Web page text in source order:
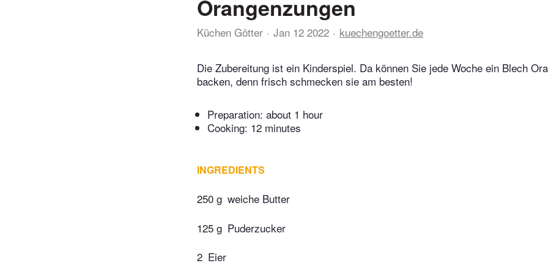
Orangenzungen
Küchen Götter Jan 12 2022 kuechengoetter.de
Die Zubereitung ist ein Kinderspiel. Da können Sie jede Woche ein Blech
backen, denn frisch schmecken sie am besten!
Preparation: about 1 hour
Cooking: 12 minutes
INGREDIENTS
250 g weiche Butter
125 g Puderzucker
2 Eier